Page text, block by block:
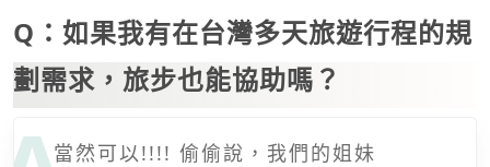
Q：如果我有在台灣多天旅遊行程的規
劃需求，旅步也能協助嗎？
當然可以!!!! 偷偷說，我們的姐妹